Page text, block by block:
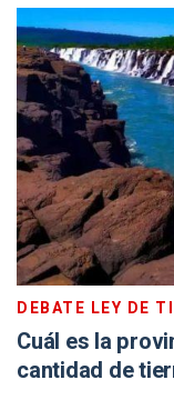
DEBATE LEY DE
Cuál es la
cantidad de